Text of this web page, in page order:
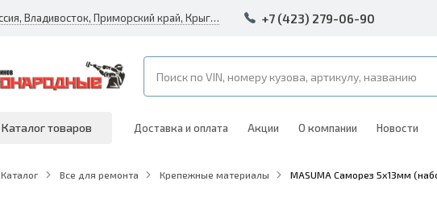
Россия, Владивосток, Приморский край, Крыгина 105 +7 (423) 279-06-90
Каталог товаров Доставка и оплата Акции О компании Новости
Каталог Все для ремонта Крепежные материалы MASUMA Саморез 5х13мм